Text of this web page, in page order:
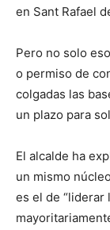
en Sant Rafael
Pero no solo
o permiso de
colgadas las
un plazo para
El alcalde ha
un mismo
es el de “liderar